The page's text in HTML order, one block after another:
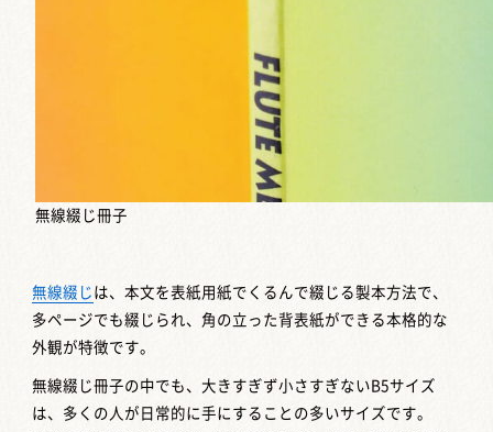
無線綴じ冊子
無線綴じ は、本文を表紙用紙でくるんで綴じる製本方法で、
多ページでも綴じられ、角の立った背表紙ができる本格的な
外観が特徴です。
無線綴じ冊子の中でも、大きすぎず小さすぎないB5サイズ
は、多くの人が日常的に手にすることの多いサイズです。